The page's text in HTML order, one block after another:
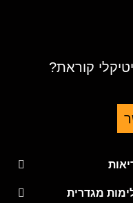
קוראת?
מגדרית